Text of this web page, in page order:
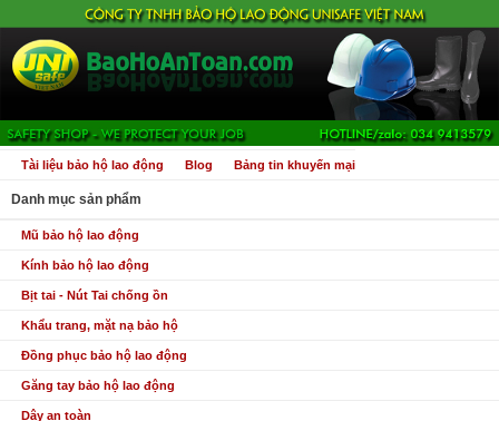
Tài liệu bảo hộ lao động Blog Bảng tin khuyến mại
Danh mục sản phẩm
Mũ bảo hộ lao động
Kính bảo hộ lao động
Bịt tai - Nút Tai chống ồn
Khẩu trang, mặt nạ bảo hộ
Đồng phục bảo hộ lao động
Găng tay bảo hộ lao động
Dây an toàn